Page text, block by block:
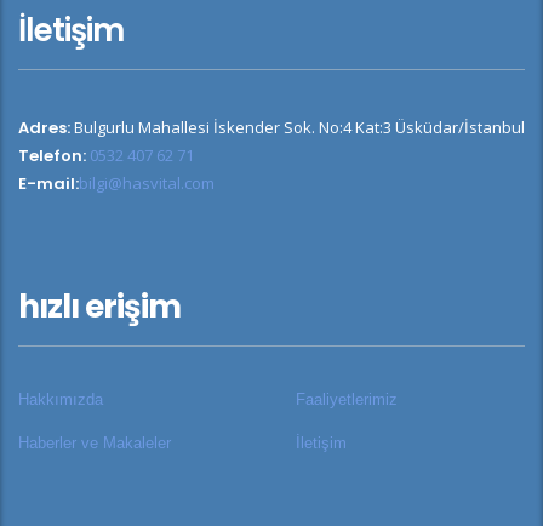
İletişim
Adres:Bulgurlu Mahallesi İskender Sok. No:4 Kat:3 Üsküdar/İstanbul
Telefon: 0532 407 62 71
E-mail:bilgi@hasvital.com
hızlı erişim
Hakkımızda Faaliyetlerimiz
Haberler ve Makaleler İletişim